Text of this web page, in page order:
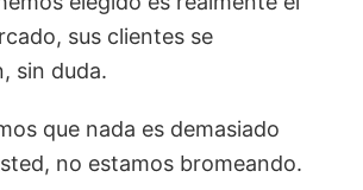
sus clientes se
sin duda.
que nada es demasiado
no estamos bromeando.